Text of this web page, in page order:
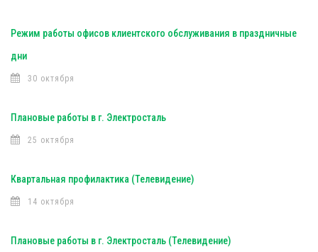
Режим работы офисов клиентского обслуживания в праздничные
дни
30 октября
Плановые работы в г. Электросталь
25 октября
Квартальная профилактика (Телевидение)
14 октября
Плановые работы в г. Электросталь (Телевидение)